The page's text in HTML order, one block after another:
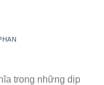
trong những dịp